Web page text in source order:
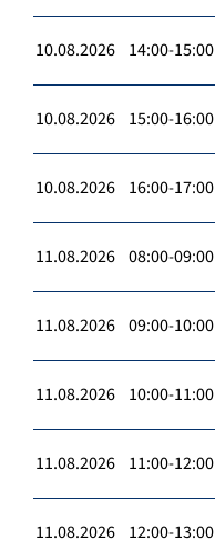
10.08.2026 14:00-15:00
10.08.2026 15:00-16:00
10.08.2026 16:00-17:00
11.08.2026 08:00-09:00
11.08.2026 09:00-10:00
11.08.2026 10:00-11:00
11.08.2026 11:00-12:00
11.08.2026 12:00-13:00